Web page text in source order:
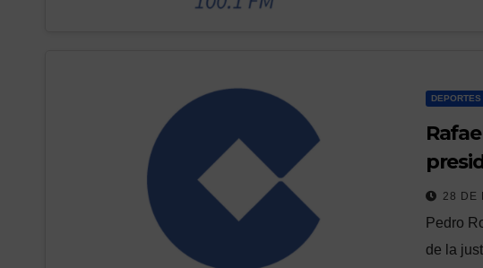
DEPORTES
28 DE
Pedro
de la